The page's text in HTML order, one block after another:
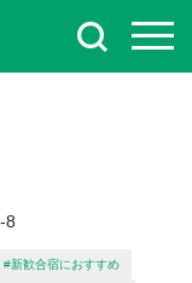
8
#新歓合宿におすすめ